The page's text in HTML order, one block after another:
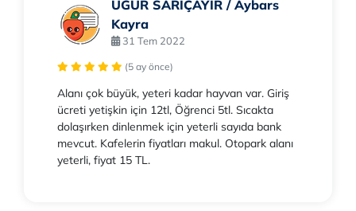
UĞUR SARIÇAYIR / Aybars
Kayra
31 Tem 2022
(5 ay önce)
Alanı çok büyük, yeteri kadar hayvan var. Giriş
ücreti yetişkin için 12tl, Öğrenci 5tl. Sıcakta
dolaşırken dinlenmek için yeterli sayıda bank
mevcut. Kafelerin fiyatları makul. Otopark alanı
yeterli, fiyat 15 TL.